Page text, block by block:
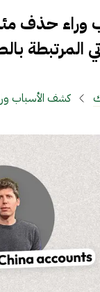
وراء حذف
كشف الأسباب